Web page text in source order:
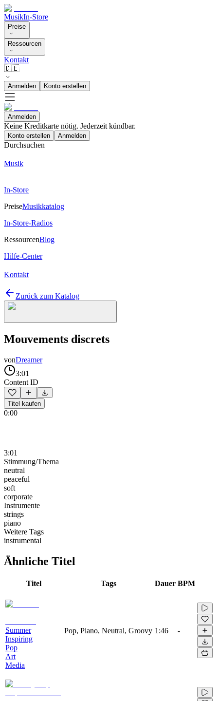
MusikIn-Store
Preise
Ressourcen
Kontakt
🇩🇪
Anmelden Konto erstellen
Anmelden
Keine Kreditkarte nötig. Jederzeit kündbar.
Konto erstellen Anmelden
Durchsuchen
Musik
In-Store
PreiseMusikkatalog
In-Store-Radios
RessourcenBlog
Hilfe-Center
Kontakt
Zurück zum Katalog
Mouvements discrets
vonDreamer
3:01
Content ID
Titel kaufen
0:00
3:01
Stimmung/Thema
neutral
peaceful
soft
corporate
Instrumente
strings
piano
Weitere Tags
instrumental
Ähnliche Titel
Titel Tags Dauer BPM
Summer
Inspiring
Pop
Art
Media
Pop, Piano, Neutral, Groovy 1:46 -